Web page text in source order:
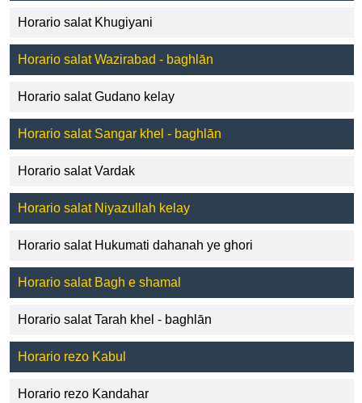
Horario salat Khugiyani
Horario salat Wazirabad - baghlān
Horario salat Gudano kelay
Horario salat Sangar khel - baghlān
Horario salat Vardak
Horario salat Niyazullah kelay
Horario salat Hukumati dahanah ye ghori
Horario salat Bagh e shamal
Horario salat Tarah khel - baghlān
Horario rezo Kabul
Horario rezo Kandahar